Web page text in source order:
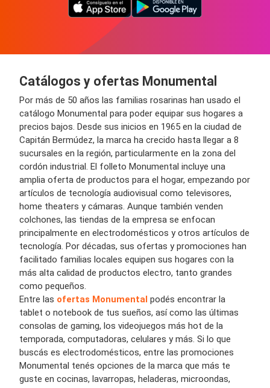
Catálogos y ofertas Monumental
Por más de 50 años las familias rosarinas han usado el
catálogo Monumental para poder equipar sus hogares a
precios bajos. Desde sus inicios en 1965 en la ciudad de
Capitán Bermúdez, la marca ha crecido hasta llegar a 8
sucursales en la región, particularmente en la zona del
cordón industrial. El folleto Monumental incluye una
amplia oferta de productos para el hogar, empezando por
artículos de tecnología audiovisual como televisores,
home theaters y cámaras. Aunque también venden
colchones, las tiendas de la empresa se enfocan
principalmente en electrodomésticos y otros artículos de
tecnología. Por décadas, sus ofertas y promociones han
facilitado familias locales equipen sus hogares con la
más alta calidad de productos electro, tanto grandes
como pequeños.
Entre las ofertas Monumental podés encontrar la
tablet o notebook de tus sueños, así como las últimas
consolas de gaming, los videojuegos más hot de la
temporada, computadoras, celulares y más. Si lo que
buscás es electrodomésticos, entre las promociones
Monumental tenés opciones de la marca que más te
guste en cocinas, lavarropas, heladeras, microondas,